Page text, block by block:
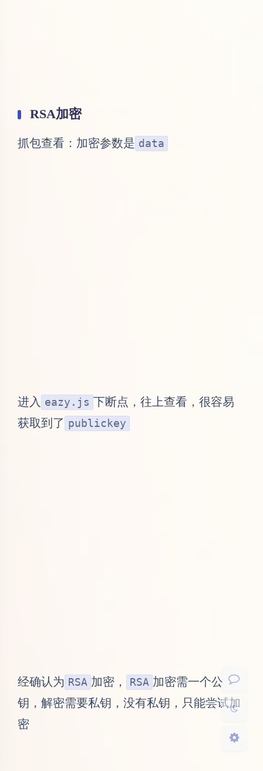
关闭 日落 暗化
RSA加密
抓包查看：加密参数是 data
进入 eazy.js 下断点，往上查看，很容易
获取到了 publickey
经确认为 RSA 加密， RSA 加密需一个公
钥，解密需要私钥，没有私钥，只能尝试加
密